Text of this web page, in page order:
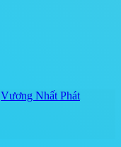
Vương Nhất Phát